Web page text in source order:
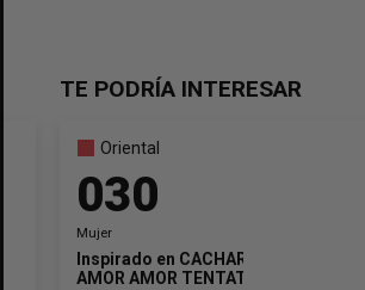
TE PODRÍA INTERESAR
Oriental
030
Mujer
Inspirado en CACHAREL
AMOR AMOR TENTATION